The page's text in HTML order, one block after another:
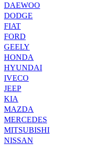
DAEWOO
DODGE
FIAT
FORD
GEELY
HONDA
HYUNDAI
IVECO
JEEP
KIA
MAZDA
MERCEDES
MITSUBISHI
NISSAN